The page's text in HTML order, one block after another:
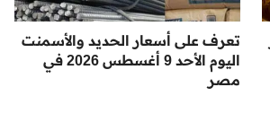
تعرف على أسعار الحديد والأسمنت
اليوم الأحد 9 أغسطس 2026 في
مصر